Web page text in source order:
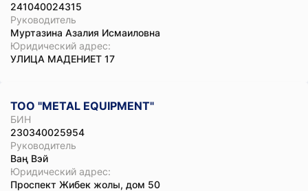
241040024315
Руководитель
Муртазина Азалия Исмаиловна
Юридический адрес:
УЛИЦА МАДЕНИЕТ 17
ТОО "METAL EQUIPMENT"
БИН
230340025954
Руководитель
Ваң Вэй
Юридический адрес:
Проспект Жибек жолы, дом 50